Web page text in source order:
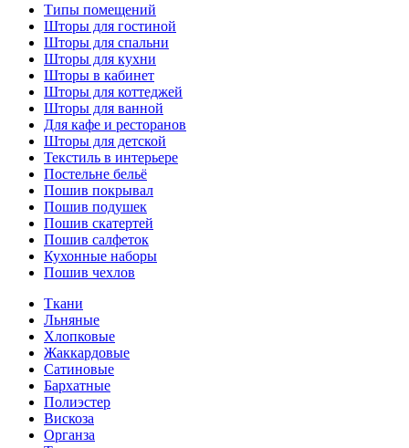
Типы помещений
Шторы для гостиной
Шторы для спальни
Шторы для кухни
Шторы в кабинет
Шторы для коттеджей
Шторы для ванной
Для кафе и ресторанов
Шторы для детской
Текстиль в интерьере
Постельне бельё
Пошив покрывал
Пошив подушек
Пошив скатертей
Пошив салфеток
Кухонные наборы
Пошив чехлов
Ткани
Льняные
Хлопковые
Жаккардовые
Сатиновые
Бархатные
Полиэстер
Вискоза
Органза